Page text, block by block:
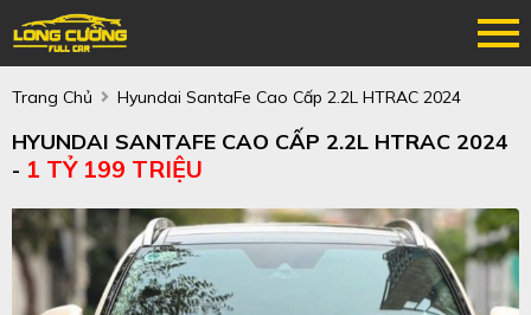
Trang Chủ Hyundai SantaFe Cao Cấp 2.2L HTRAC 2024
HYUNDAI SANTAFE CAO CẤP 2.2L HTRAC 2024
- 1 TỶ 199 TRIỆU